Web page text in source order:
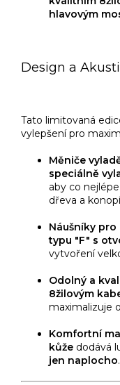
hlavovým
Design a
Tato limitovaná
vylepšení pro
Měniče
speciálně
aby co
dřeva a
Náušníky
typu "F" s
vytvoření
Odolný a
8žilovým
maximalizuje
Komfortní
kůže dodává
jen naplocho.